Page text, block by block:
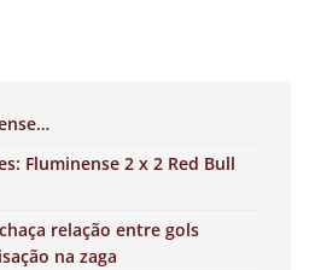
Fluminense 2 x 2 Red Bull
relação entre gols
na zaga